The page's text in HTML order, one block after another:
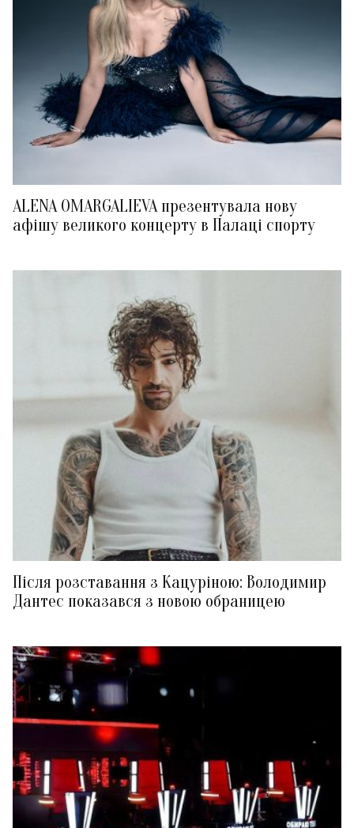
ALENA OMARGALIEVA презентувала нову
афішу великого концерту в Палаці спорту
Після розставання з Кацуріною: Володимир
Дантес показався з новою обраницею